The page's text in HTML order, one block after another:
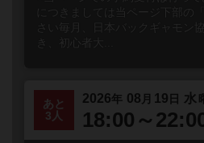
につきましては当ページ下部の
さい毎月、日本バックギャモン
き、初心者大...
あと
3人
2026年 08 月 19 日 水
18:00～